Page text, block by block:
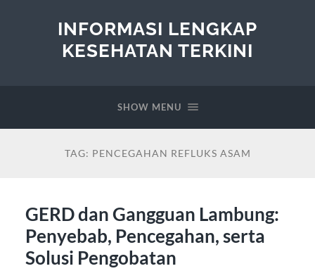
INFORMASI LENGKAP
KESEHATAN TERKINI
SHOW MENU
TAG: PENCEGAHAN REFLUKS ASAM
GERD dan Gangguan Lambung:
Penyebab, Pencegahan, serta
Solusi Pengobatan